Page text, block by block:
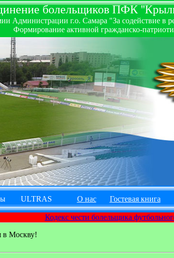
болельщиков ПФК
Администрации г.о. Самара "За содействие в
Формирование активной гражданско-
ULTRAS О нас Гостевая книга
Кодекс чести болельщика
в Москву!